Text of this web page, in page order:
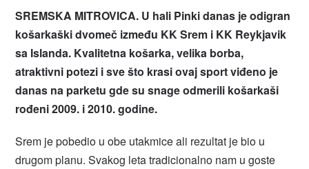
SREMSKA MITROVICA. U hali Pinki danas je odigran
košarkaški dvomeč između KK Srem i KK Reykjavik
sa Islanda. Kvalitetna košarka, velika borba,
atraktivni potezi i sve što krasi ovaj sport viđeno je
danas na parketu gde su snage odmerili košarkaši
rođeni 2009. i 2010. godine.
Srem je pobedio u obe utakmice ali rezultat je bio u
drugom planu. Svakog leta tradicionalno nam u goste